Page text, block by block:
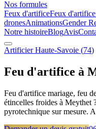
Nos formules
Feux d'artificeFeux
dronesAnimationsGender
Notre histoireBlogAvis
ArtificierHaute-Savoie (74)
Feu d'artifice à
Feu d'artifice mariage, feu
étincelles froides à Meythet
pyrotechnique sur mesure.